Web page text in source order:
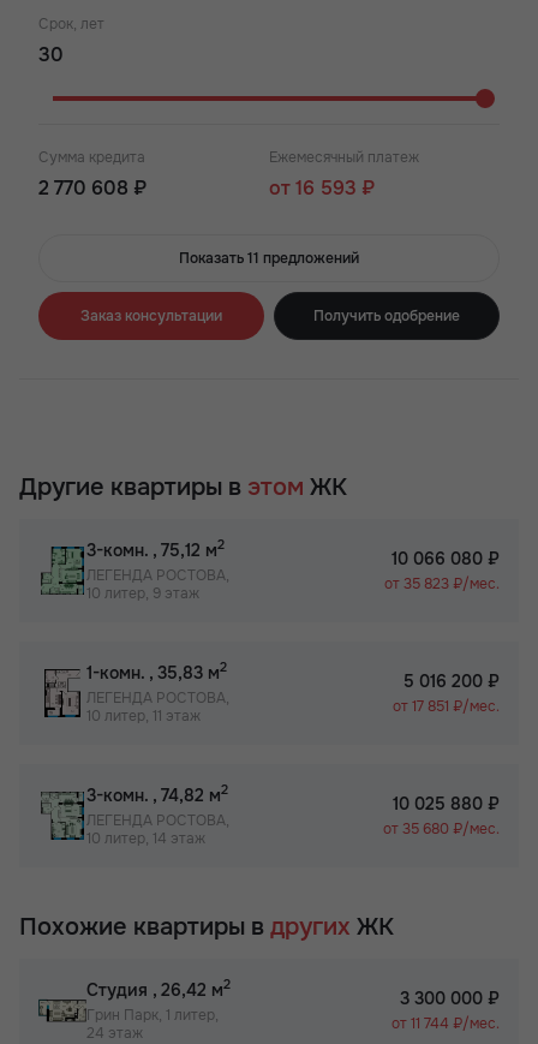
Срок, лет
Сумма кредита
2 770 608 ₽
Ежемесячный платеж
от 16 593 ₽
Показать 11 предложений
Заказ консультации Получить одобрение
Другие квартиры в этом ЖК
3-комн. , 75,12 м2
ЛЕГЕНДА РОСТОВА,
10 литер, 9 этаж
10 066 080 ₽
от 35 823 ₽/мес.
1-комн. , 35,83 м2
ЛЕГЕНДА РОСТОВА,
10 литер, 11 этаж
5 016 200 ₽
от 17 851 ₽/мес.
3-комн. , 74,82 м2
ЛЕГЕНДА РОСТОВА,
10 литер, 14 этаж
10 025 880 ₽
от 35 680 ₽/мес.
Похожие квартиры в других ЖК
Студия , 26,42 м2
Грин Парк, 1 литер,
24 этаж
3 300 000 ₽
от 11 744 ₽/мес.